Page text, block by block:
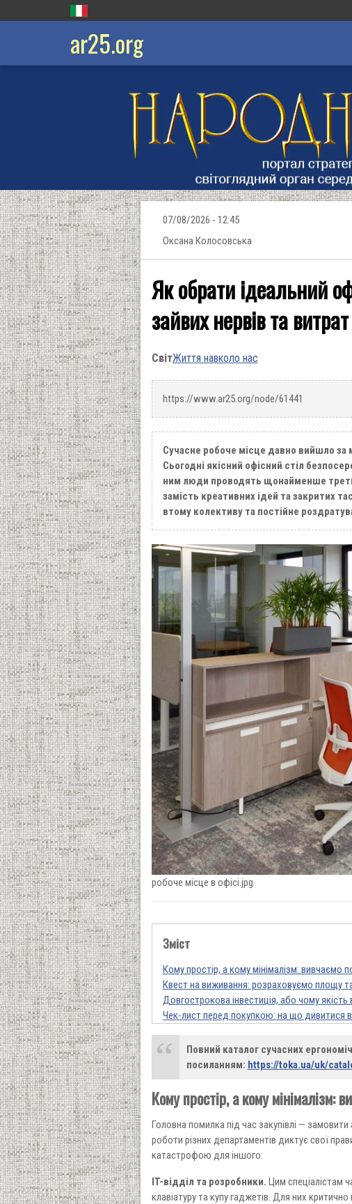
ar25.org
07/08/2026 - 12:45
Оксана Колосовська
Як обрати ідеальний
зайвих нервів та витрат
СвітЖиття навколо нас
https://www.ar25.org/node/61441
Сучасне робоче місце давно вийшло за
Сьогодні якісний офісний стіл
ним люди проводять щонайменше
замість креативних ідей та закритих
втому колективу та постійне
робоче місце в офісі.jpg
Зміст
Кому простір, а кому мінімалізм: вивчаємо
Квест на виживання: розраховуємо площу
Довгострокова інвестиція, або чому
Чек-лист перед покупкою: на що дивитися в
Повний каталог сучасних
посиланням: https://toka.ua/uk/
Кому простір, а кому мінімалізм:
Головна помилка під час закупівлі —
роботи різних департаментів диктує свої
катастрофою для іншого:
IT-відділ та розробники. Цим спеціалістам
клавіатуру та купу гаджетів. Для них